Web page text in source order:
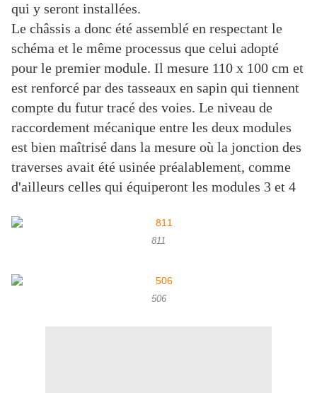
qui y seront installées.
Le châssis a donc été assemblé en respectant le
schéma et le même processus que celui adopté
pour le premier module. Il mesure 110 x 100 cm et
est renforcé par des tasseaux en sapin qui tiennent
compte du futur tracé des voies. Le niveau de
raccordement mécanique entre les deux modules
est bien maîtrisé dans la mesure où la jonction des
traverses avait été usinée préalablement, comme
d'ailleurs celles qui équiperont les modules 3 et 4
811
506